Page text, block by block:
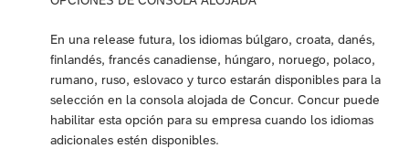
En una release futura, los idiomas búlgaro, croata, danés,
finlandés, francés canadiense, húngaro, noruego, polaco,
rumano, ruso, eslovaco y turco estarán disponibles para la
selección en la consola alojada de Concur. Concur puede
habilitar esta opción para su empresa cuando los idiomas
adicionales estén disponibles.